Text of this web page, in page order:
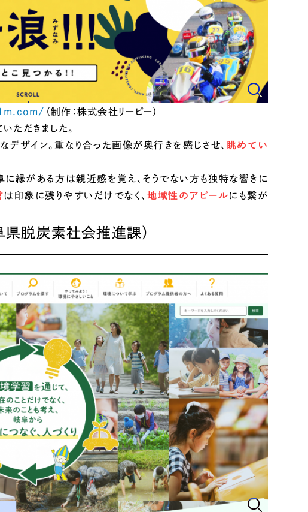
行支援）
グ
頼
（制作：株式会社リーピー）
ただきました。
ザイン。重なり合った画像が奥行きを感じさせ、 眺めてい
阜に縁がある方は親近感を覚え、そうでない方も独特な響きに
は印象に残りやすいだけでなく、 地域性のアピールにも繋が
県脱炭素社会推進課）